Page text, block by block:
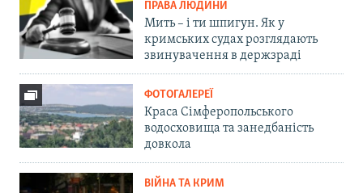
ПРАВА ЛЮДИНИ
Мить – і ти шпигун. Як у
кримських судах розглядають
звинувачення в держзраді
ФОТОГАЛЕРЕЇ
Краса Сімферопольського
водосховища та занедбаність
довкола
ВІЙНА ТА КРИМ